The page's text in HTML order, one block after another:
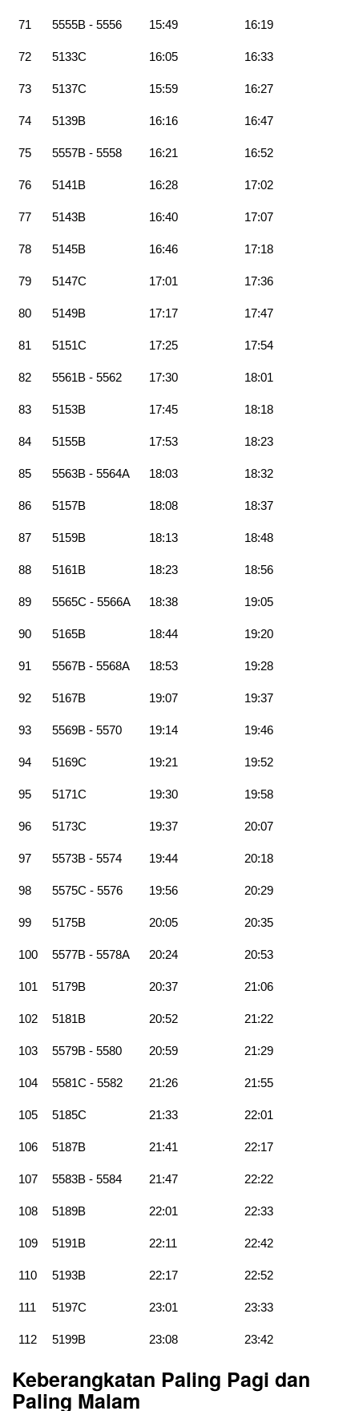
71 5555B - 5556 15:49 16:19
72 5133C 16:05 16:33
73 5137C 15:59 16:27
74 5139B 16:16 16:47
75 5557B - 5558 16:21 16:52
76 5141B 16:28 17:02
77 5143B 16:40 17:07
78 5145B 16:46 17:18
79 5147C 17:01 17:36
80 5149B 17:17 17:47
81 5151C 17:25 17:54
82 5561B - 5562 17:30 18:01
83 5153B 17:45 18:18
84 5155B 17:53 18:23
85 5563B - 5564A 18:03 18:32
86 5157B 18:08 18:37
87 5159B 18:13 18:48
88 5161B 18:23 18:56
89 5565C - 5566A 18:38 19:05
90 5165B 18:44 19:20
91 5567B - 5568A 18:53 19:28
92 5167B 19:07 19:37
93 5569B - 5570 19:14 19:46
94 5169C 19:21 19:52
95 5171C 19:30 19:58
96 5173C 19:37 20:07
97 5573B - 5574 19:44 20:18
98 5575C - 5576 19:56 20:29
99 5175B 20:05 20:35
100 5577B - 5578A 20:24 20:53
101 5179B 20:37 21:06
102 5181B 20:52 21:22
103 5579B - 5580 20:59 21:29
104 5581C - 5582 21:26 21:55
105 5185C 21:33 22:01
106 5187B 21:41 22:17
107 5583B - 5584 21:47 22:22
108 5189B 22:01 22:33
109 5191B 22:11 22:42
110 5193B 22:17 22:52
111 5197C 23:01 23:33
112 5199B 23:08 23:42
Keberangkatan Paling Pagi dan
Paling Malam